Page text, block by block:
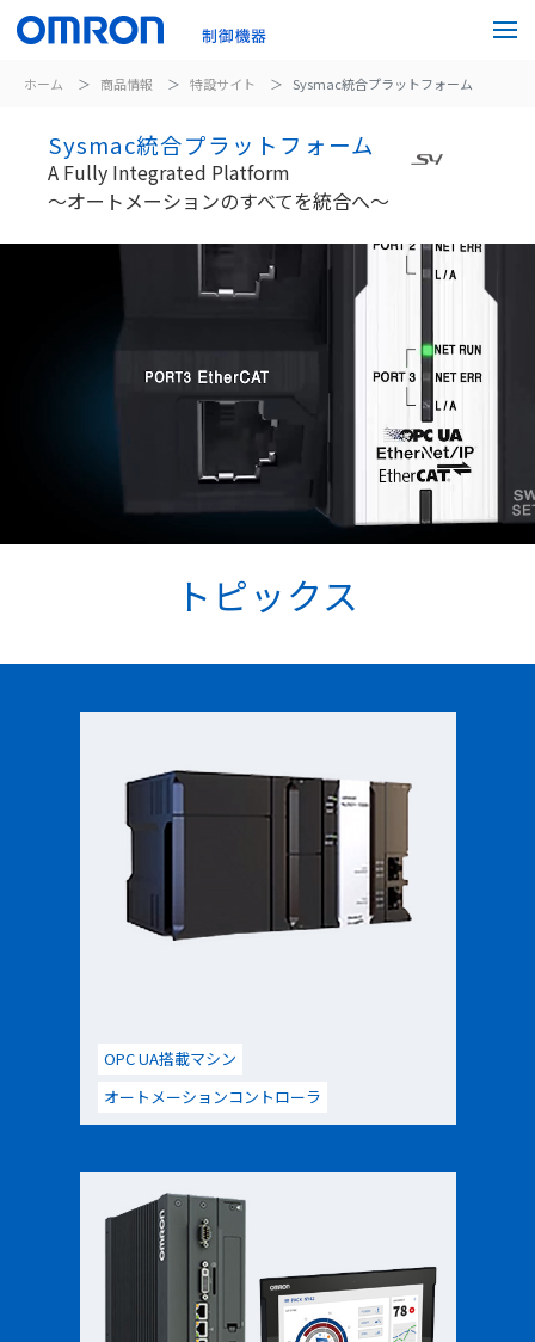
ホーム 商品情報 特設サイト Sysmac統合プラットフォーム
Sysmac統合プラットフォーム
A Fully Integrated Platform
～オートメーションのすべてを統合へ～
トピックス
OPC UA搭載マシン
オートメーションコントローラ